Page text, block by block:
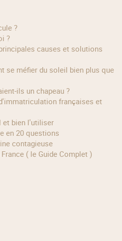
?
?
un chapeau ?
et bien l'utiliser
en 20 questions
contagieuse
( le Guide Complet )